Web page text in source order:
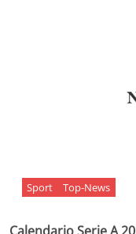
Sport Top-News